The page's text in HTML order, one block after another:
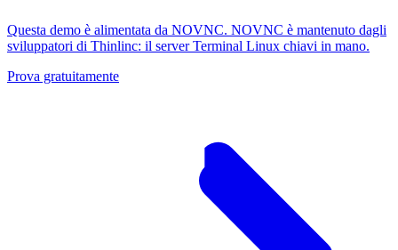
Questa demo è alimentata da NOVNC. NOVNC è mantenuto dagli
sviluppatori di Thinlinc: il server Terminal Linux chiavi in ​​mano.
Prova gratuitamente